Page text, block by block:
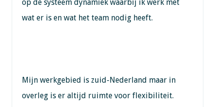
op de systeem dynamiek waarbij ik werk met
wat er is en wat het team nodig heeft.
Mijn werkgebied is zuid-Nederland maar in
overleg is er altijd ruimte voor flexibiliteit.